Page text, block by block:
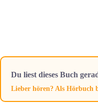
Du liest dieses Buch
Lieber hören? Als Hörbuch